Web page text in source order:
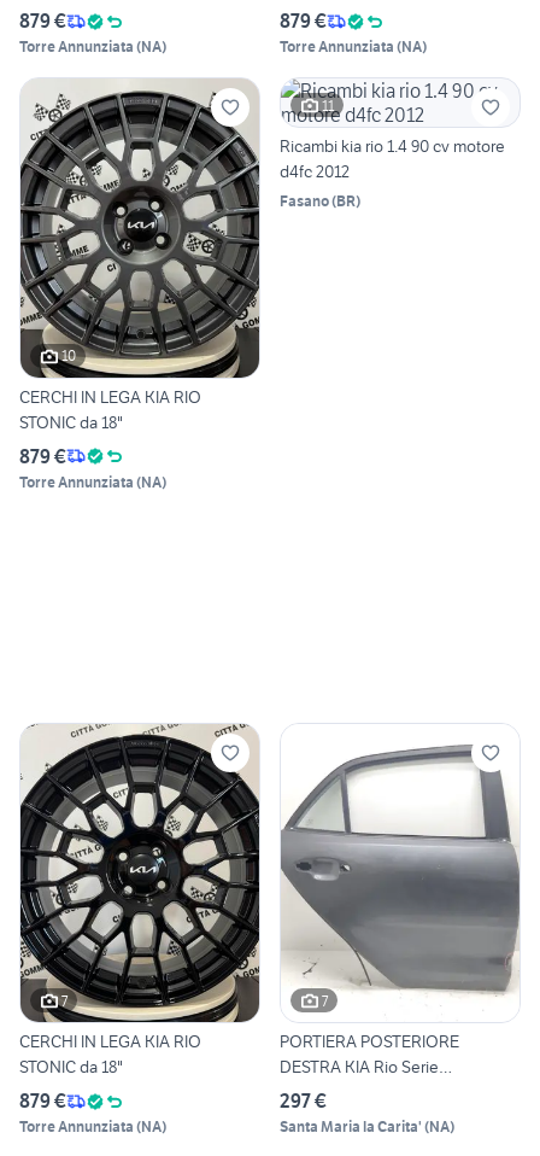
879 €
Torre Annunziata (NA)
879 €
Torre Annunziata (NA)
10
CERCHI IN LEGA KIA RIO
STONIC da 18"
879 €
Torre Annunziata (NA)
11
Ricambi kia rio 1.4 90 cv motore
d4fc 2012
Fasano(BR)
7
CERCHI IN LEGA KIA RIO
STONIC da 18"
879 €
Torre Annunziata (NA)
7
PORTIERA POSTERIORE
DESTRA KIA Rio Serie
77004H800
297 €
Santa Maria la Carita' (NA)